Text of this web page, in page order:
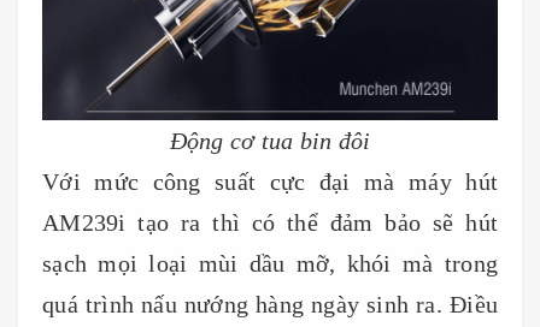
Động cơ tua bin đôi
Với mức công suất cực đại mà máy hút
AM239i tạo ra thì có thể đảm bảo sẽ hút
sạch mọi loại mùi dầu mỡ, khói mà trong
quá trình nấu nướng hàng ngày sinh ra. Điều